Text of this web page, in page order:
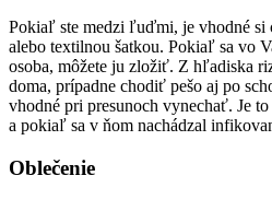
Pokiaľ ste medzi ľuďmi, je vhodné si
alebo textilnou šatkou. Pokiaľ sa vo
osoba, môžete ju zložiť. Z hľadiska
doma, prípadne chodiť pešo aj po
vhodné pri presunoch vynechať. Je
a pokiaľ sa v ňom nachádzal
Oblečenie